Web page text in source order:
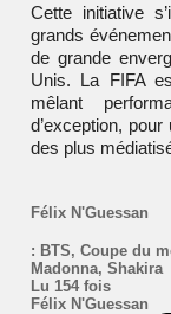
Cette initiative
grands
de grande
Unis. La FIFA
mêlant
d’exception, pour
des plus
Félix N'Guessan
: BTS, Coupe du
Madonna, Shakira
Lu 154 fois
Félix N'Guessan